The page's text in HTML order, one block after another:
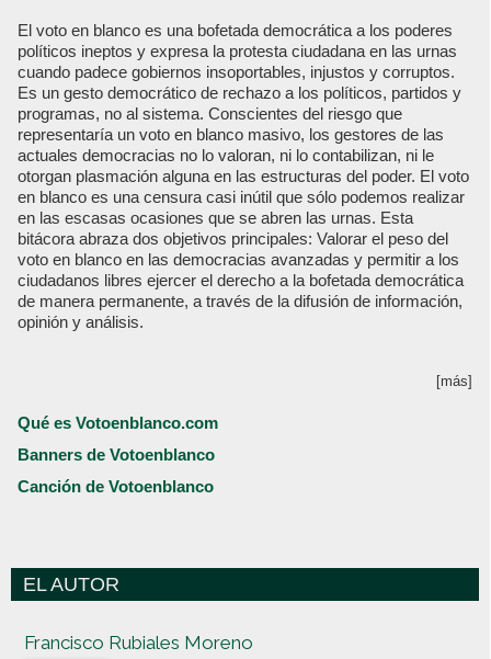
El voto en blanco es una bofetada democrática a los poderes
políticos ineptos y expresa la protesta ciudadana en las urnas
cuando padece gobiernos insoportables, injustos y corruptos.
Es un gesto democrático de rechazo a los políticos, partidos y
programas, no al sistema. Conscientes del riesgo que
representaría un voto en blanco masivo, los gestores de las
actuales democracias no lo valoran, ni lo contabilizan, ni le
otorgan plasmación alguna en las estructuras del poder. El voto
en blanco es una censura casi inútil que sólo podemos realizar
en las escasas ocasiones que se abren las urnas. Esta
bitácora abraza dos objetivos principales: Valorar el peso del
voto en blanco en las democracias avanzadas y permitir a los
ciudadanos libres ejercer el derecho a la bofetada democrática
de manera permanente, a través de la difusión de información,
opinión y análisis.
[más]
Qué es Votoenblanco.com
Banners de Votoenblanco
Canción de Votoenblanco
EL AUTOR
Francisco Rubiales Moreno